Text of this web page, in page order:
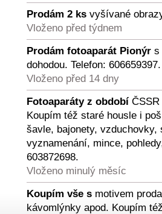
Prodám 2 ks vyšívané
Vloženo před týdnem
Prodám fotoaparát Pionýr s
dohodou. Telefon: 606659397.
Vloženo před 14 dny
Fotoaparáty z období
Koupím též staré housle i
šavle, bajonety,
vyznamenání, mince,
603872698.
Vloženo minulý měsíc
Koupím vše s motivem
kávomlýnky apod. Koupím